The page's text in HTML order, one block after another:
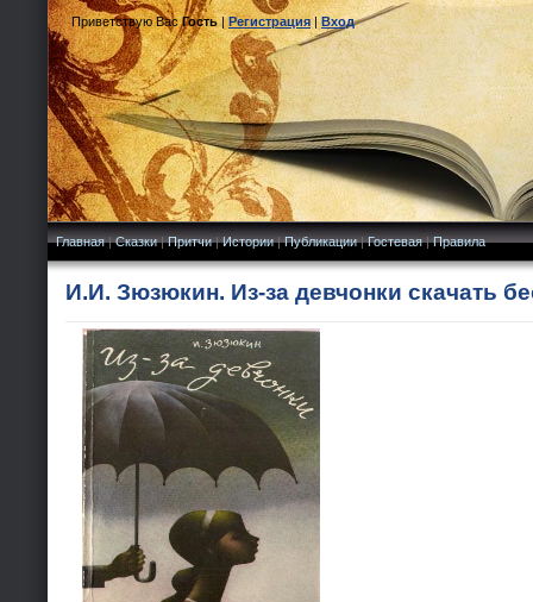
Приветствую Вас Гость|Регистрация|Вход
Главная|Сказки|Притчи|Истории|Публикации|Гостевая|Правила
И.И. Зюзюкин. Из-за девчонки скачать